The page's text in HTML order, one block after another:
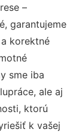
–
garantujeme
korektné
sme iba
ale aj
ktorú
k vašej